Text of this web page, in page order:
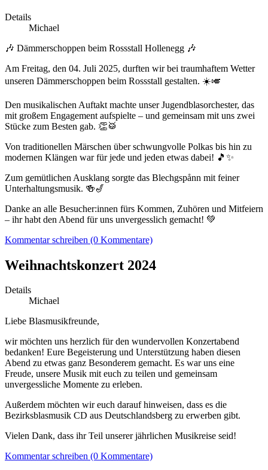
Details
Michael
🎶 Dämmerschoppen beim Rossstall Hollenegg 🎶
Am Freitag, den 04. Juli 2025, durften wir bei traumhaftem Wetter
unseren Dämmerschoppen beim Rossstall gestalten. ☀️🎺
Den musikalischen Auftakt machte unser Jugendblasorchester, das
mit großem Engagement aufspielte – und gemeinsam mit uns zwei
Stücke zum Besten gab. 👏🥁
Von traditionellen Märschen über schwungvolle Polkas bis hin zu
modernen Klängen war für jede und jeden etwas dabei! 🎵✨
Zum gemütlichen Ausklang sorgte das Blechgspånn mit feiner
Unterhaltungsmusik. 🍻🎷
Danke an alle Besucher:innen fürs Kommen, Zuhören und Mitfeiern
– ihr habt den Abend für uns unvergesslich gemacht! 💚
Kommentar schreiben (0 Kommentare)
Weihnachtskonzert 2024
Details
Michael
Liebe Blasmusikfreunde,
wir möchten uns herzlich für den wundervollen Konzertabend
bedanken! Eure Begeisterung und Unterstützung haben diesen
Abend zu etwas ganz Besonderem gemacht. Es war uns eine
Freude, unsere Musik mit euch zu teilen und gemeinsam
unvergessliche Momente zu erleben.
Außerdem möchten wir euch darauf hinweisen, dass es die
Bezirksblasmusik CD aus Deutschlandsberg zu erwerben gibt.
Vielen Dank, dass ihr Teil unserer jährlichen Musikreise seid!
Kommentar schreiben (0 Kommentare)